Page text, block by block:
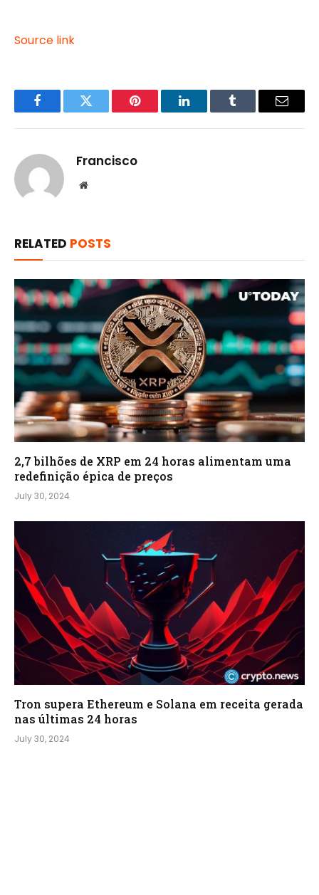
Source link
FacebookTwitter Pinterest LinkedInTumblr Email
Francisco
Website
RELATED POSTS
2,7 bilhões de XRP em 24 horas alimentam uma
redefinição épica de preços
July 30, 2024
Tron supera Ethereum e Solana em receita gerada
nas últimas 24 horas
July 30, 2024